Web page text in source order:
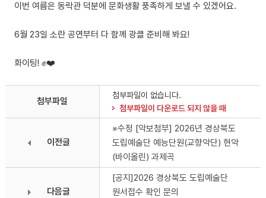
이번 여름은 동락관 덕분에 문화생활 풍족하게 보낼 수 있겠어요.
6월 23일 소란 공연부터 다 함께 광클 준비해 봐요!
화이팅! ✊❤️
첨부파일
첨부파일이 없습니다.
첨부파일이 다운로드 되지 않을 때
이전글
※수정 [악보첨부] 2026년 경상북도
도립예술단 예능단원(교향악단) 현악
(바이올린) 과제곡
다음글
[공지]2026 경상북도 도립예술단
원서접수 확인 문의